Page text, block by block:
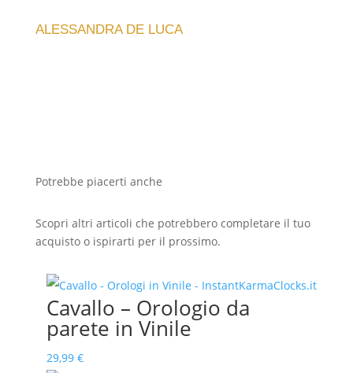
ALESSANDRA DE LUCA
Potrebbe piacerti anche
Scopri altri articoli che potrebbero completare il tuo
acquisto o ispirarti per il prossimo.
Cavallo – Orologio da
parete in Vinile
29,99 €